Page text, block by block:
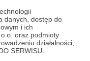
danych, dostęp do
i ich
oraz podmioty
działalności,
SERWISU.
sposób na